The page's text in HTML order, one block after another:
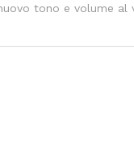
tono e volume al